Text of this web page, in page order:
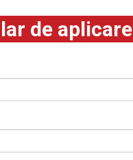
de aplicare